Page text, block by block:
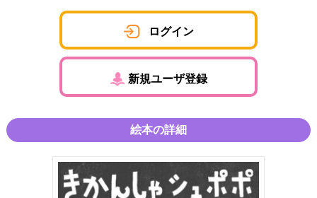
ログイン
新規ユーザ登録
絵本の詳細